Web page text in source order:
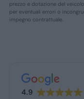
prezzo e dotazione del
per eventuali errori o
impegno contrattuale.
4.9